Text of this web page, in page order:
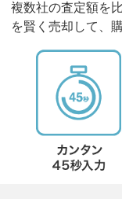
複数社の査定額を
を賢く売却して、